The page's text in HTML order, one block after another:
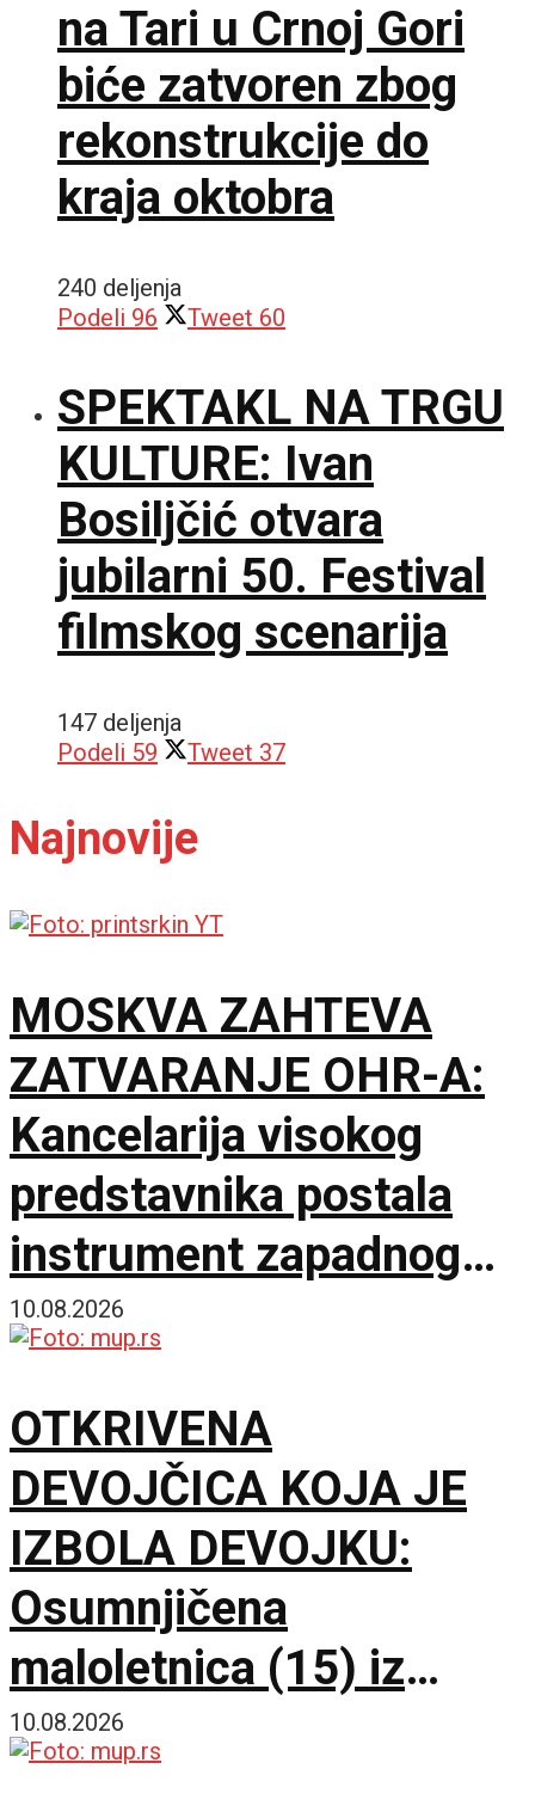
na Tari u Crnoj Gori
biće zatvoren zbog
rekonstrukcije do
kraja oktobra
240 deljenja
Podeli 96 Tweet 60
SPEKTAKL NA TRGU
KULTURE: Ivan
Bosiljčić otvara
jubilarni 50. Festival
filmskog scenarija
147 deljenja
Podeli 59 Tweet 37
Najnovije
MOSKVA ZAHTEVA
ZATVARANJE OHR-A:
Kancelarija visokog
predstavnika postala
instrument zapadnog
neokolonijalizma
10.08.2026
OTKRIVENA
DEVOJČICA KOJA JE
IZBOLA DEVOJKU:
Osumnjičena
maloletnica (15) iz
Beograda privedena i
10.08.2026